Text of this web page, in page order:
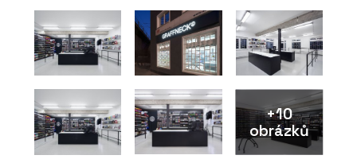
Energy (BLE) - ABB
+10
obrázků